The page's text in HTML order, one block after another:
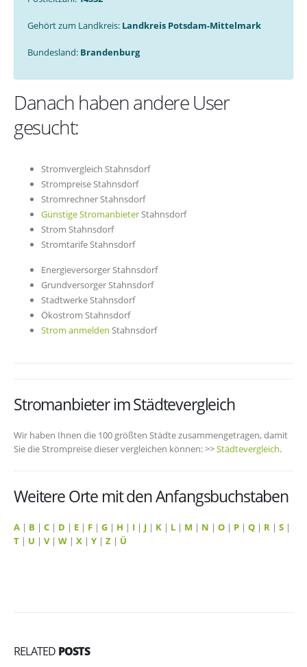
Gehört zum Landkreis: Landkreis Potsdam-Mittelmark
Bundesland: Brandenburg
Danach haben andere User
gesucht:
Stromvergleich Stahnsdorf
Strompreise Stahnsdorf
Stromrechner Stahnsdorf
Günstige StromanbieterStahnsdorf
Strom Stahnsdorf
Stromtarife Stahnsdorf
Energieversorger Stahnsdorf
Grundversorger Stahnsdorf
Stadtwerke Stahnsdorf
Ökostrom Stahnsdorf
Strom anmelden Stahnsdorf
Stromanbieter im Städtevergleich
Wir haben Ihnen die 100 größten Städte zusammengetragen, damit
Sie die Strompreise dieser vergleichen können: >>Städtevergleich.
Weitere Orte mit den Anfangsbuchstaben
A | B | C | D | E | F | G | H | I | J | K | L | M | N | O | P | Q | R | S |
T | U | V| W | X | Y | Z | Ü
RELATED POSTS